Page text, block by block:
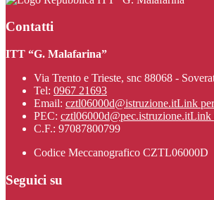
Contatti
ITT “G. Malafarina”
Via Trento e Trieste, snc 88068 -
Tel: 0967 21693
Email: cztl06000d@istruzione.itLink
PEC: cztl06000d@pec.istruzione.itLink
C.F.: 97087800799
Codice Meccanografico CZTL06000D
Seguici su